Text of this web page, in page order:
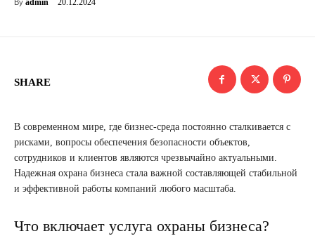
By admin 20.12.2024
SHARE
В современном мире, где бизнес-среда постоянно сталкивается с
рисками, вопросы обеспечения безопасности объектов,
сотрудников и клиентов являются чрезвычайно актуальными.
Надежная охрана бизнеса стала важной составляющей стабильной
и эффективной работы компаний любого масштаба.
Что включает услуга охраны бизнеса?